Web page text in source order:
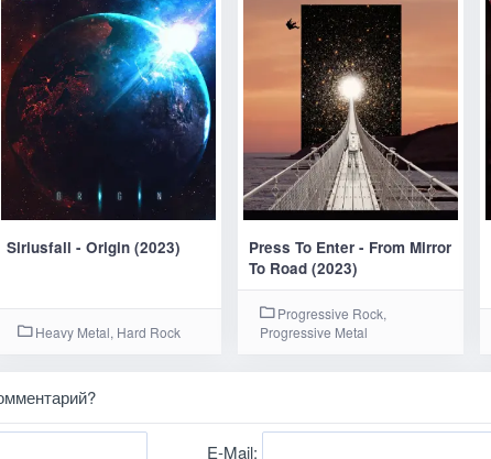
Siriusfall - Origin (2023)
Heavy Metal, Hard Rock
Press To Enter - From Mirror
To Road (2023)
Progressive Rock,
Progressive Metal
E-Mail: